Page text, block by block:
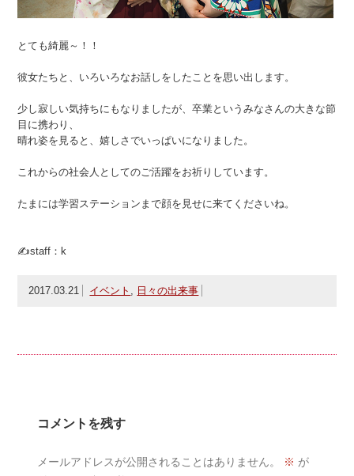
とても綺麗～！！
彼女たちと、いろいろなお話しをしたことを思い出します。
少し寂しい気持ちにもなりましたが、卒業というみなさんの大きな節
目に携わり、
晴れ姿を見ると、嬉しさでいっぱいになりました。
これからの社会人としてのご活躍をお祈りしています。
たまには学習ステーションまで顔を見せに来てくださいね。
✍staff：k
2017.03.21 イベント , 日々の出来事
コメントを残す
メールアドレスが公開されることはありません。 ※ が